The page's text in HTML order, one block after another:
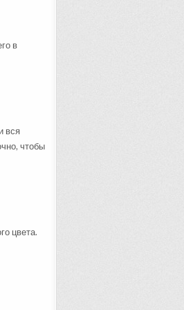
в
вся
чтобы
цвета.